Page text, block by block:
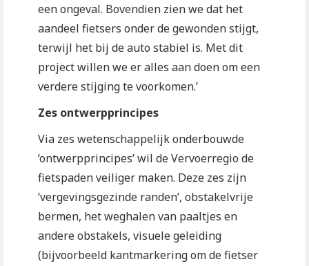
een ongeval. Bovendien zien we dat het
aandeel fietsers onder de gewonden stijgt,
terwijl het bij de auto stabiel is. Met dit
project willen we er alles aan doen om een
verdere stijging te voorkomen.’
Zes ontwerpprincipes
Via zes wetenschappelijk onderbouwde
‘ontwerpprincipes’ wil de Vervoerregio de
fietspaden veiliger maken. Deze zes zijn
‘vergevingsgezinde randen’, obstakelvrije
bermen, het weghalen van paaltjes en
andere obstakels, visuele geleiding
(bijvoorbeeld kantmarkering om de fietser